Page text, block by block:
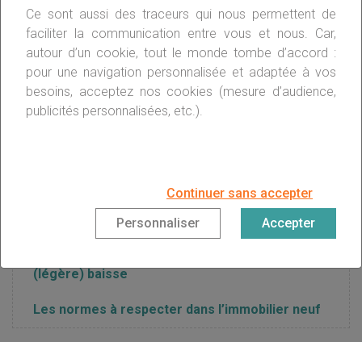
classiques dédiés à l’immobilier, la nue-propriété peut
s’inscrire dans le cadre de parts de
(société civile de
placement immobilier)
Patrimoine immobilier : quoi de neuf sur la
fiscalité en 2019 ?
(légère) baisse
Les normes à respecter dans l’immobilier neuf
Ce sont aussi des traceurs qui nous permettent de
faciliter la communication entre vous et nous. Car,
autour d’un cookie, tout le monde tombe d’accord :
pour une navigation personnalisée et adaptée à vos
besoins, acceptez nos cookies (mesure d’audience,
publicités personnalisées, etc.).
Continuer sans accepter
Personnaliser
Accepter